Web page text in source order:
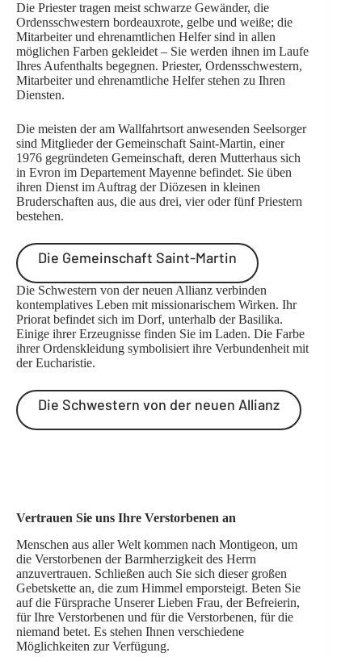
Die Priester tragen meist schwarze Gewänder, die
Ordensschwestern bordeauxrote, gelbe und weiße; die
Mitarbeiter und ehrenamtlichen Helfer sind in allen
möglichen Farben gekleidet – Sie werden ihnen im Laufe
Ihres Aufenthalts begegnen. Priester, Ordensschwestern,
Mitarbeiter und ehrenamtliche Helfer stehen zu Ihren
Diensten.
Die meisten der am Wallfahrtsort anwesenden Seelsorger
sind Mitglieder der Gemeinschaft Saint-Martin, einer
1976 gegründeten Gemeinschaft, deren Mutterhaus sich
in Evron im Departement Mayenne befindet. Sie üben
ihren Dienst im Auftrag der Diözesen in kleinen
Bruderschaften aus, die aus drei, vier oder fünf Priestern
bestehen.
Die Gemeinschaft Saint-Martin
Die Schwestern von der neuen Allianz verbinden
kontemplatives Leben mit missionarischem Wirken. Ihr
Priorat befindet sich im Dorf, unterhalb der Basilika.
Einige ihrer Erzeugnisse finden Sie im Laden. Die Farbe
ihrer Ordenskleidung symbolisiert ihre Verbundenheit mit
der Eucharistie.
Die Schwestern von der neuen Allianz
Vertrauen Sie uns Ihre Verstorbenen an
Menschen aus aller Welt kommen nach Montigeon, um
die Verstorbenen der Barmherzigkeit des Herrn
anzuvertrauen. Schließen auch Sie sich dieser großen
Gebetskette an, die zum Himmel emporsteigt. Beten Sie
auf die Fürsprache Unserer Lieben Frau, der Befreierin,
für Ihre Verstorbenen und für die Verstorbenen, für die
niemand betet. Es stehen Ihnen verschiedene
Möglichkeiten zur Verfügung.